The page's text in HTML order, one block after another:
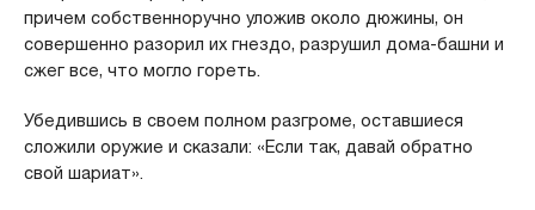
причем собственноручно уложив около дюжины, он
совершенно разорил их гнездо, разрушил дома-башни и
сжег все, что могло гореть.
Убедившись в своем полном разгроме, оставшиеся
сложили оружие и сказали: «Если так, давай обратно
свой шариат».